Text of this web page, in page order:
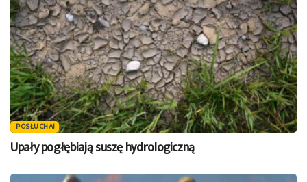
POSŁUCHAJ
Upały pogłębiają suszę hydrologiczną